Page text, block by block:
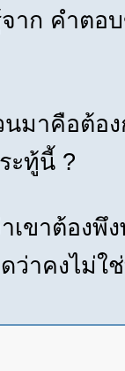
าก คำตอ
มาคือต้อง
ะทู้นี้ ?
ขาต้องพึ
าคงไม่ใ